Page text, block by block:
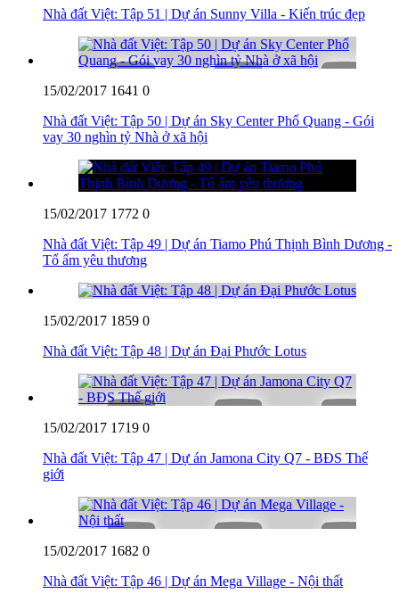
Nhà đất Việt: Tập 51 | Dự án Sunny Villa - Kiến trúc đẹp
15/02/2017 1641 0
Nhà đất Việt: Tập 50 | Dự án Sky Center Phổ Quang - Gói
vay 30 nghìn tỷ Nhà ở xã hội
15/02/2017 1772 0
Nhà đất Việt: Tập 49 | Dự án Tiamo Phú Thịnh Bình Dương -
Tổ ấm yêu thương
15/02/2017 1859 0
Nhà đất Việt: Tập 48 | Dự án Đại Phước Lotus
15/02/2017 1719 0
Nhà đất Việt: Tập 47 | Dự án Jamona City Q7 - BĐS Thế
giới
15/02/2017 1682 0
Nhà đất Việt: Tập 46 | Dự án Mega Village - Nội thất